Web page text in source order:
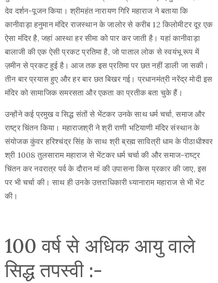
देव दर्शन-पूजन किया। श्रीमहंत नारायण गिरि महाराज ने बताया कि
कानीवाड़ा हनुमान मंदिर राजस्थान के जालोर से करीब 12 किलोमीटर दूर एक
ऐसा मंदिर है, जहां आस्था हर सीमा को पार कर जाती है। यहां कानीवाड़ा
बालाजी की एक ऐसी प्रकट प्रतिमा है, जो पाताल लोक से स्वयंभू रूप में
ज़मीन से प्रकट हुई है। आज तक इस प्रतिमा पर छत नहीं डाली जा सकी।
तीन बार प्रयास हुए और हर बार छत बिखर गई। प्रधानमंत्री नरेंद्र मोदी इस
मंदिर को सामाजिक समरसता और एकता का प्रतीक बता चुके हैं।
उन्होंने कई प्रमुख व सिद्ध संतों से भेंटकर उनके साथ धर्म चर्चा, समाज और
राष्ट्र चिंतन किया। महाराजश्री ने श्री राणी भटियाणी मंदिर संस्थान के
संयोजक कुंवर हरिश्चंद्र सिंह के साथ श्री ब्रह्म सावित्री धाम के पीठाधीश्वर
श्री 1008 तुलसाराम महाराज से भेंटकर धर्म चर्चा की और समाज-राष्ट्र
चिंतन कर नवरात्र पर्व के दौरान मां की उपासना किस प्रकार की जाए, इस
पर भी चर्चा की। साथ ही उनके उत्तराधिकारी ध्यानाराम महाराज से भी भेंट
की।
100 वर्ष से अधिक आयु वाले
सिद्ध तपस्वी :-